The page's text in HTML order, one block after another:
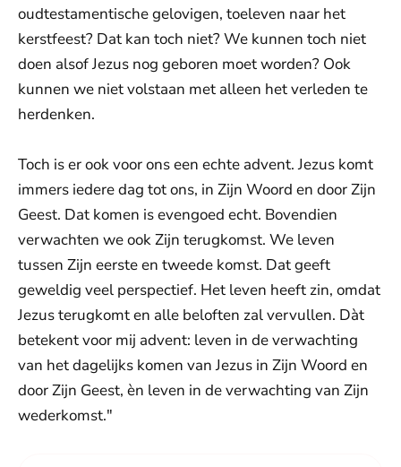
oudtestamentische gelovigen, toeleven naar het
kerstfeest? Dat kan toch niet? We kunnen toch niet
doen alsof Jezus nog geboren moet worden? Ook
kunnen we niet volstaan met alleen het verleden te
herdenken.
Toch is er ook voor ons een echte advent. Jezus komt
immers iedere dag tot ons, in Zijn Woord en door Zijn
Geest. Dat komen is evengoed echt. Bovendien
verwachten we ook Zijn terugkomst. We leven
tussen Zijn eerste en tweede komst. Dat geeft
geweldig veel perspectief. Het leven heeft zin, omdat
Jezus terugkomt en alle beloften zal vervullen. Dàt
betekent voor mij advent: leven in de verwachting
van het dagelijks komen van Jezus in Zijn Woord en
door Zijn Geest, èn leven in de verwachting van Zijn
wederkomst."